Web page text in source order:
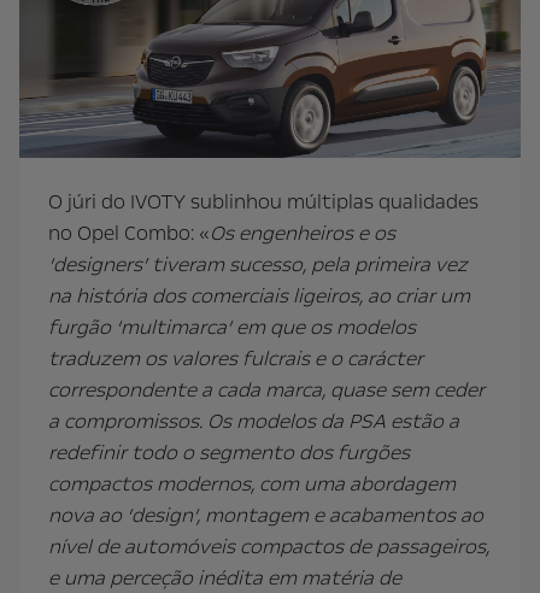
O júri do IVOTY sublinhou múltiplas qualidades
no Opel Combo: «Os engenheiros e os
‘designers’ tiveram sucesso, pela primeira vez
na história dos comerciais ligeiros, ao criar um
furgão ‘multimarca’ em que os modelos
traduzem os valores fulcrais e o carácter
correspondente a cada marca, quase sem ceder
a compromissos. Os modelos da PSA estão a
redefinir todo o segmento dos furgões
compactos modernos, com uma abordagem
nova ao ‘design’, montagem e acabamentos ao
nível de automóveis compactos de passageiros,
e uma perceção inédita em matéria de